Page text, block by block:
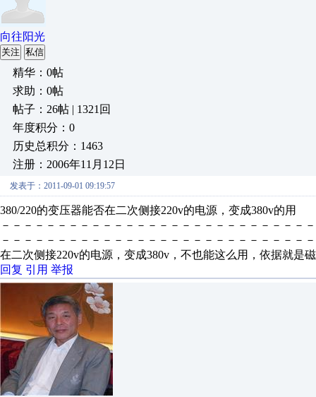
向往阳光
关注 私信
精华：0帖
求助：0帖
帖子：26帖 | 1321回
年度积分：0
历史总积分：1463
注册：2006年11月12日
发表于：2011-09-01 09:19:57
380/220的变压器能否在二次侧接220v的电源，变成380v的用
－－－－－－－－－－－－－－－－－－－－－－－－－－－
－－－－－－－－－－－－－－－－－－－－－－－－－－－
在二次侧接220v的电源，变成380v，不也能这么用，依据就是
回复 引用 举报